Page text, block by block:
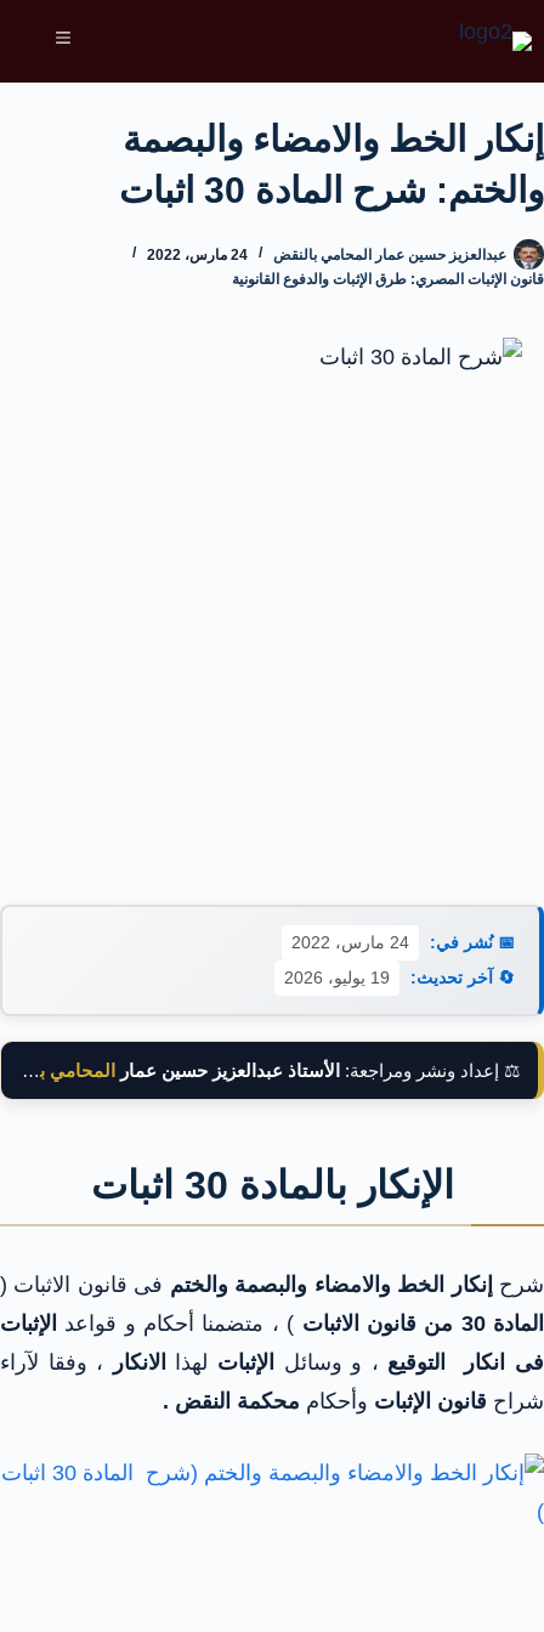
إنكار الخط والامضاء والبصمة
والختم: شرح المادة 30 اثبات
عبدالعزيز حسين عمار المحامي بالنقض
24 مارس، 2022
قانون الإثبات المصري: طرق الإثبات والدفوع القانونية
📅 نُشر في:
24 مارس، 2022
🔄 آخر تحديث:
19 يوليو، 2026
⚖️ إعداد ونشر ومراجعة: الأستاذ عبدالعزيز حسين عمار المحامي بالنقض
الإنكار بالمادة 30 اثبات
شرح إنكار الخط والامضاء والبصمة والختم فى قانون الاثبات (
المادة 30 من قانون الاثبات
) ، متضمنا أحكام و قواعد الإثبات
فى انكار التوقيع ، و وسائل الإثبات لهذا الانكار
، وفقا لآراء
شراح قانون الإثبات وأحكام محكمة النقض .